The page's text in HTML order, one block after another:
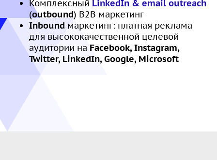
Комплексный LinkedIn & email outreach
(outbound) B2B маркетинг
Inbound маркетинг: платная реклама
для высококачественной целевой
аудитории на Facebook, Instagram,
Twitter, LinkedIn, Google, Microsoft